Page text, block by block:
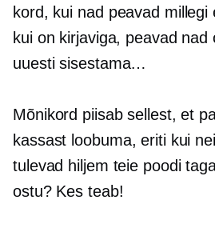
kord, kui nad peavad
kui on kirjaviga, peavad nad
uuesti sisestama…
Mõnikord piisab sellest, et
kassast loobuma, eriti kui
tulevad hiljem teie poodi
ostu? Kes teab!